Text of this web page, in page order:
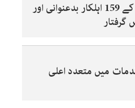
مختلف وزارتوں کے 159 اہلکار بدعنوانی اور
گرفتار
میں متعدد اعلی